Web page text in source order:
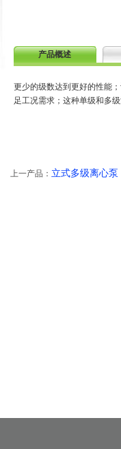
产品概述
更少的级数达到更好的性能
足工况需求；这种单级和多
上一产品： 立式多级离心泵